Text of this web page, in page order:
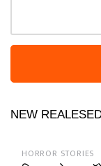
NEW
HORROR STORIES